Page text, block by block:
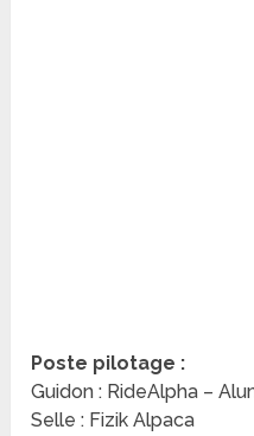
Poste pilotage :
Guidon : RideAlpha –
Selle : Fizik Alpaca